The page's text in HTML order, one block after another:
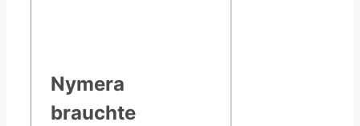
Nymera
brauchte